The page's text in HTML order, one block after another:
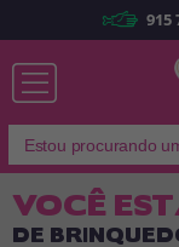
Lembrar-me
915
VOCÊ
DE